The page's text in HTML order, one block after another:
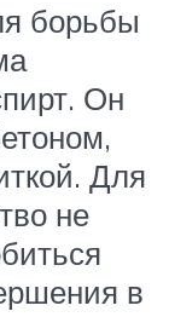
борьбы
Он
Для
не
в